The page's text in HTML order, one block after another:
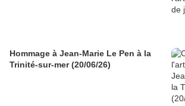
Hommage à Jean-Marie Le Pen à la
Trinité-sur-mer (20/06/26)